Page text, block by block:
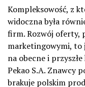
Kompleksowość, z
widoczna była
firm. Rozwój oferty,
marketingowymi, to
na obecne i
Pekao S.A. Znawcy
brakuje polskim